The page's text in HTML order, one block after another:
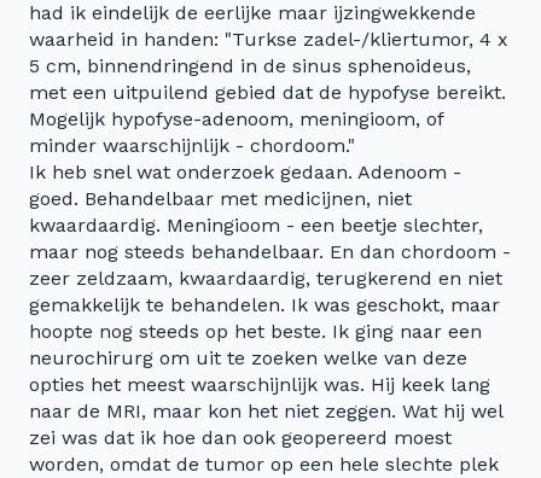
had ik eindelijk de eerlijke maar ijzingwekkende
waarheid in handen: "Turkse zadel-/kliertumor, 4 x
5 cm, binnendringend in de sinus sphenoideus,
met een uitpuilend gebied dat de hypofyse bereikt.
Mogelijk hypofyse-adenoom, meningioom, of
minder waarschijnlijk - chordoom."
Ik heb snel wat onderzoek gedaan. Adenoom -
goed. Behandelbaar met medicijnen, niet
kwaardaardig. Meningioom - een beetje slechter,
maar nog steeds behandelbaar. En dan chordoom -
zeer zeldzaam, kwaardaardig, terugkerend en niet
gemakkelijk te behandelen. Ik was geschokt, maar
hoopte nog steeds op het beste. Ik ging naar een
neurochirurg om uit te zoeken welke van deze
opties het meest waarschijnlijk was. Hij keek lang
naar de MRI, maar kon het niet zeggen. Wat hij wel
zei was dat ik hoe dan ook geopereerd moest
worden, omdat de tumor op een hele slechte plek